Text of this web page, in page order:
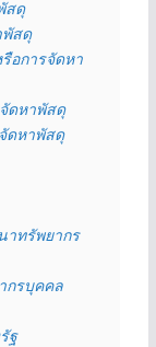
สดุ
สดุ
อการจัดหา
ดหาพัสดุ
ดหาพัสดุ
ทรัพยากร
กรบุคคล
ฐ